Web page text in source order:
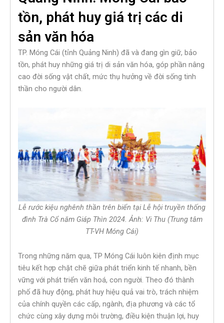
tồn, phát huy giá trị các di
sản văn hóa
TP. Móng Cái (tỉnh Quảng Ninh) đã và đang gìn giữ, bảo
tồn, phát huy những giá trị di sản văn hóa, góp phần nâng
cao đời sống vật chất, mức thụ hưởng về đời sống tinh
thần cho người dân.
Lễ rước kiệu nghênh thần trên biển tại Lễ hội truyền thống
đình Trà Cổ năm Giáp Thìn 2024. Ảnh: Vi Thu (Trung tâm
TT-VH Móng Cái)
Trong những năm qua, TP Móng Cái luôn kiên định mục
tiêu kết hợp chặt chẽ giữa phát triển kinh tế nhanh, bền
vững với phát triển văn hoá, con người. Theo đó thành
phố đã huy động, phát huy hiệu quả vai trò, trách nhiệm
của chính quyền các cấp, ngành, địa phương và các tổ
chức cùng xây dựng môi trường, điều kiện thuận lợi, huy